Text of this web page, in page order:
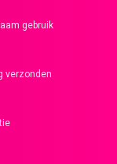
gebruik
verzonden